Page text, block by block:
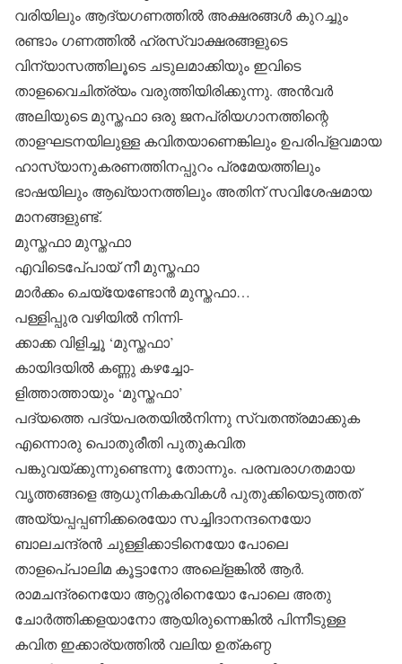
വരിയിലും ആദ്യഗണത്തില്‍ അക്ഷരങ്ങള്‍ കുറച്ചും
രണ്ടാം ഗണത്തില്‍ ഹ്രസ്വാക്ഷരങ്ങളുടെ
വിന്യാസത്തിലൂടെ ചടുലമാക്കിയും ഇവിടെ
താളവൈചിത്ര്യം വരുത്തിയിരിക്കുന്നു. അന്‍വര്‍
അലിയുടെ മുസ്തഫാ ഒരു ജനപ്രിയഗാനത്തിന്റെ
താളഘടനയിലുള്ള കവിതയാണെങ്കിലും ഉപരിപ്‌ളവമായ
ഹാസ്യാനുകരണത്തിനപ്പുറം പ്രമേയത്തിലും
ഭാഷയിലും ആഖ്യാനത്തിലും അതിന് സവിശേഷമായ
മാനങ്ങളുണ്ട്.
മുസ്തഫാ മുസ്തഫാ
എവിടെപേ്പായ് നീ മുസ്തഫാ
മാര്‍ക്കം ചെയ്യേണ്ടോന്‍ മുസ്തഫാ…
പള്ളിപ്പുര വഴിയില്‍ നിന്നി-
ക്കാക്ക വിളിച്ചൂ ‘മുസ്തഫാ’
കായിദയില്‍ കണ്ണു കഴച്ചോ-
ളിത്താത്തായും ‘മുസ്തഫാ’
പദ്യത്തെ പദ്യപരതയില്‍നിന്നു സ്വതന്ത്രമാക്കുക
എന്നൊരു പൊതുരീതി പുതുകവിത
പങ്കുവയ്ക്കുന്നുണ്ടെന്നു തോന്നും. പരമ്പരാഗതമായ
വൃത്തങ്ങളെ ആധുനികകവികള്‍ പുതുക്കിയെടുത്തത്
അയ്യപ്പപ്പണിക്കരെയോ സച്ചിദാനന്ദനെയോ
ബാലചന്ദ്രന്‍ ചുള്ളിക്കാടിനെയോ പോലെ
താളപെ്പാലിമ കൂട്ടാനോ അലെ്‌ളങ്കില്‍ ആര്‍.
രാമചന്ദ്രനെയോ ആറ്റൂരിനെയോ പോലെ അതു
ചോര്‍ത്തിക്കളയാനോ ആയിരുന്നെങ്കില്‍ പിന്നീടുള്ള
കവിത ഇക്കാര്യത്തില്‍ വലിയ ഉത്കണ്ഠ